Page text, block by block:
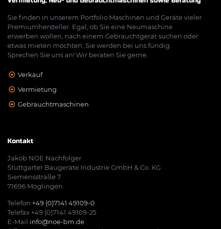
Sie finden in unserem Portfolio Maschinen und Geräte vieler
Premiumhersteller. Egal, ob Sie eine Neumaschine
erwerben wollen, nach einem Gebrauchtgerät suchen oder
etwas mieten möchten: Sie werden bei uns fündig.
Sprechen Sie uns an! Wir beraten Sie gerne.
Verkauf
Vermietung
Gebrauchtmaschinen
Kontakt
Jakob NOE Nachfolger
Stuttgarter Baugeräte Industrie GmbH & Co. KG
Siemensstraße 7
71696 Möglingen
Telefon +49 (0)7141 49109-0
Telefax +49 (0)7141 49109-25
E-Mail info@noe-bm.de